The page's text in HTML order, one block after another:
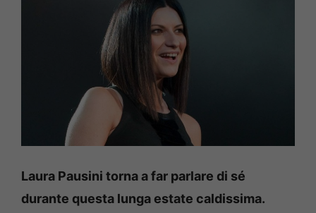
Laura Pausini torna a far parlare di sé
durante questa lunga estate caldissima.